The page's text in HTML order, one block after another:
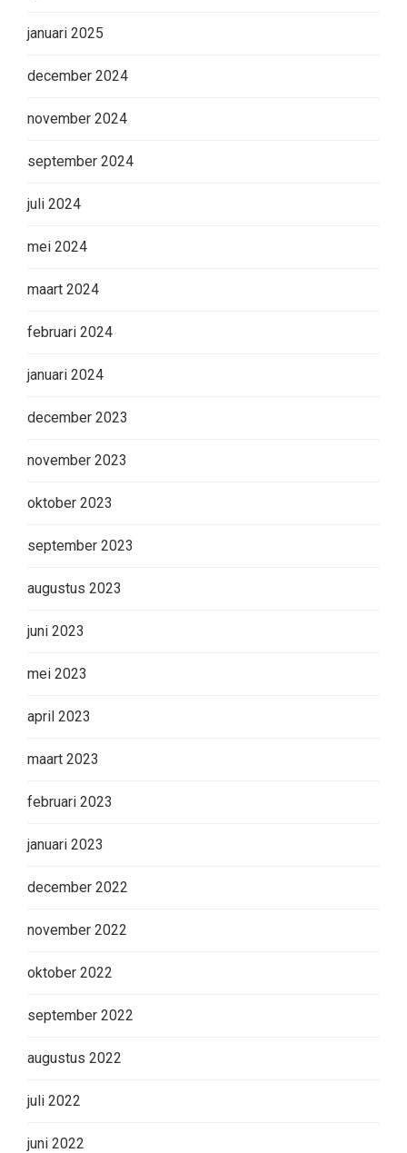
januari 2025
december 2024
november 2024
september 2024
juli 2024
mei 2024
maart 2024
februari 2024
januari 2024
december 2023
november 2023
oktober 2023
september 2023
augustus 2023
juni 2023
mei 2023
april 2023
maart 2023
februari 2023
januari 2023
december 2022
november 2022
oktober 2022
september 2022
augustus 2022
juli 2022
juni 2022